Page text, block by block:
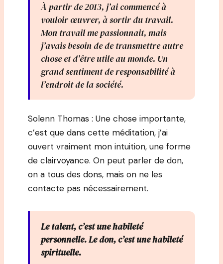
À partir de 2013, j’ai commencé à
vouloir œuvrer, à sortir du travail.
Mon travail me passionnait, mais
j’avais besoin de de transmettre autre
chose et d’être utile au monde. Un
grand sentiment de responsabilité à
l’endroit de la société.
Solenn Thomas : Une chose importante,
c’est que dans cette méditation, j’ai
ouvert vraiment mon intuition, une forme
de clairvoyance. On peut parler de don,
on a tous des dons, mais on ne les
contacte pas nécessairement.
Le talent, c’est une habileté
personnelle. Le don, c’est une habileté
spirituelle.